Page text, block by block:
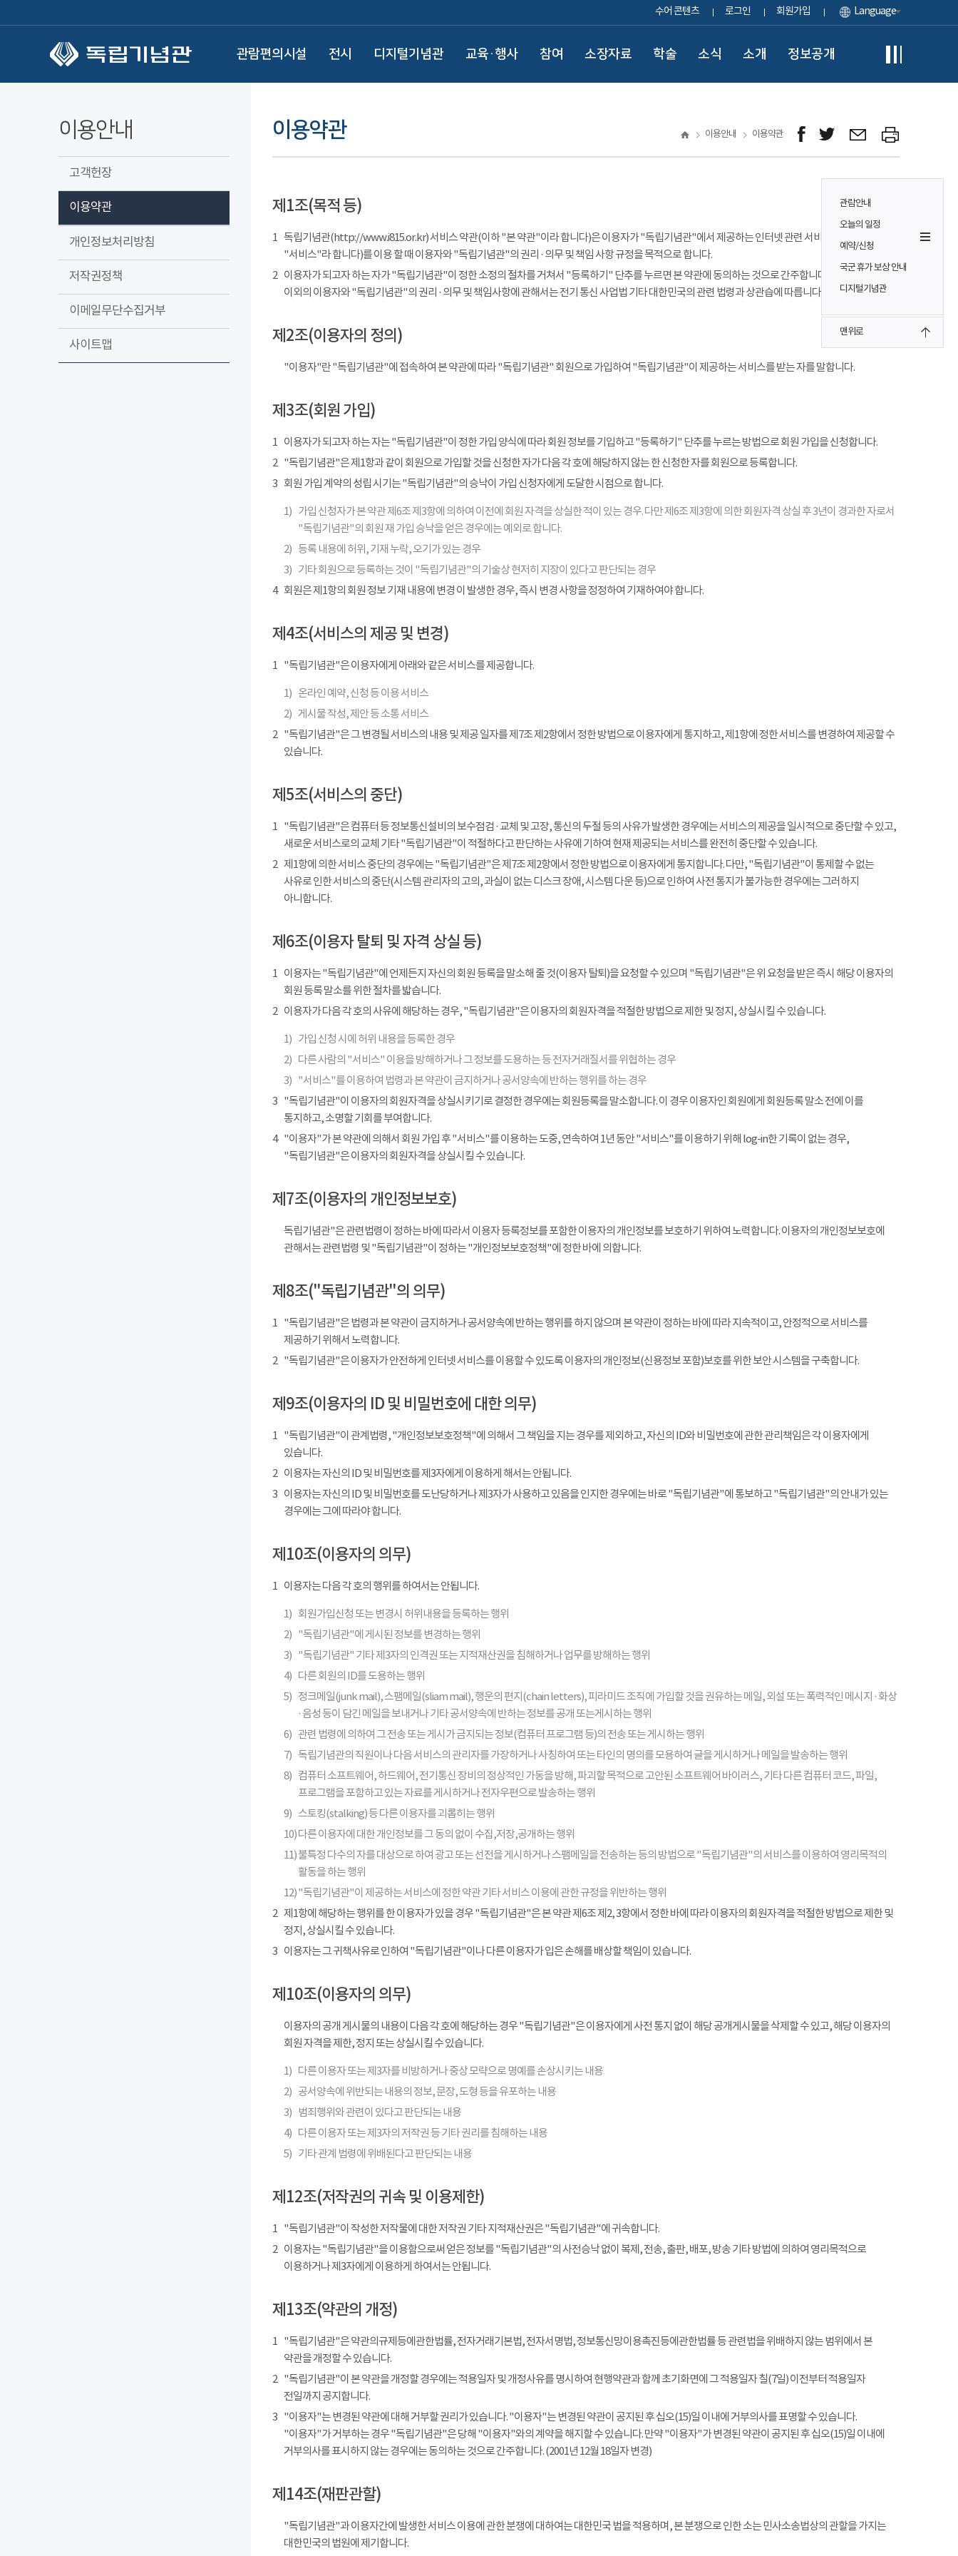
수어 콘텐츠 로그인 회원가입 Language
관람편의시설 전시 디지털기념관 교육·행사 참여 소장자료 학술 소식 소개 정보공개
관람안내
오늘의 일정
예약/신청
국군 휴가 보상 안내
디지털기념관
맨위로
이용안내
고객헌장
이용약관
개인정보처리방침
저작권정책
이메일무단수집거부
사이트맵
이용약관 이용안내 이용약관
제1조(목적 등)
1 독립기념관(http://www.i815.or.kr) 서비스 약관(이하 "본 약관"이라 합니다)은 이용자가 "독립기념관"에서 제공하는 인터넷 관련 서비스(이하
"서비스"라 합니다)를 이용 할 때 이용자와 "독립기념관"의 권리 · 의무 및 책임 사항 규정을 목적으로 합니다.
2 이용자가 되고자 하는 자가 "독립기념관"이 정한 소정의 절차를 거쳐서 "등록하기" 단추를 누르면 본 약관에 동의하는 것으로 간주합니다. 본 약관에 정하는
이외의 이용자와 "독립기념관"의 권리 · 의무 및 책임사항에 관해서는 전기 통신 사업법 기타 대한민국의 관련 법령과 상관습에 따릅니다.
제2조(이용자의 정의)
"이용자"란 "독립기념관"에 접속하여 본 약관에 따라 "독립기념관" 회원으로 가입하여 "독립기념관"이 제공하는 서비스를 받는 자를 말합니다.
제3조(회원 가입)
1 이용자가 되고자 하는 자는 "독립기념관"이 정한 가입 양식에 따라 회원 정보를 기입하고 "등록하기" 단추를 누르는 방법으로 회원 가입을 신청합니다.
2 "독립기념관"은 제1항과 같이 회원으로 가입할 것을 신청한 자가 다음 각 호에 해당하지 않는 한 신청한 자를 회원으로 등록합니다.
3 회원 가입 계약의 성립 시기는 "독립기념관"의 승낙이 가입 신청자에게 도달한 시점으로 합니다.
1) 가입 신청자가 본 약관 제6조 제3항에 의하여 이전에 회원 자격을 상실한 적이 있는 경우. 다만 제6조 제3항에 의한 회원자격 상실 후 3년이 경과한 자로서
"독립기념관"의 회원 재 가입 승낙을 얻은 경우에는 예외로 합니다.
2) 등록 내용에 허위, 기재 누락, 오기가 있는 경우
3) 기타 회원으로 등록하는 것이 "독립기념관"의 기술상 현저히 지장이 있다고 판단되는 경우
4
회원은 제1항의 회원 정보 기재 내용에 변경 이 발생한 경우, 즉시 변경 사항을 정정하여 기재하여야 합니다.
제4조(서비스의 제공 및 변경)
1 "독립기념관"은 이용자에게 아래와 같은 서비스를 제공합니다.
1) 온라인 예약, 신청 등 이용 서비스
2) 게시물 작성, 제안 등 소통 서비스
2 "독립기념관"은 그 변경될 서비스의 내용 및 제공 일자를 제7조 제2항에서 정한 방법으로 이용자에게 통지하고, 제1항에 정한 서비스를 변경하여 제공할 수
있습니다.
제5조(서비스의 중단)
1 "독립기념관"은 컴퓨터 등 정보통신설비의 보수점검 · 교체 및 고장, 통신의 두절 등의 사유가 발생한 경우에는 서비스의 제공을 일시적으로 중단할 수 있고,
새로운 서비스로의 교체 기타 "독립기념관"이 적절하다고 판단하는 사유에 기하여 현재 제공되는 서비스를 완전히 중단할 수 있습니다.
2 제1항에 의한 서비스 중단의 경우에는 "독립기념관"은 제7조 제2항에서 정한 방법으로 이용자에게 통지합니다. 다만, "독립기념관"이 통제할 수 없는
사유로 인한 서비스의 중단(시스템 관리자의 고의, 과실이 없는 디스크 장애, 시스템 다운 등)으로 인하여 사전 통지가 불가능한 경우에는 그러하지
아니합니다.
제6조(이용자 탈퇴 및 자격 상실 등)
1 이용자는 "독립기념관"에 언제든지 자신의 회원 등록을 말소해 줄 것(이용자 탈퇴)을 요청할 수 있으며 "독립기념관"은 위 요청을 받은 즉시 해당 이용자의
회원 등록 말소를 위한 절차를 밟습니다.
2 이용자가 다음 각 호의 사유에 해당하는 경우, "독립기념관"은 이용자의 회원자격을 적절한 방법으로 제한 및 정지, 상실시킬 수 있습니다.
1) 가입 신청 시에 허위 내용을 등록한 경우
2) 다른 사람의 "서비스" 이용을 방해하거나 그 정보를 도용하는 등 전자거래질서를 위협하는 경우
3) "서비스"를 이용하여 법령과 본 약관이 금지하거나 공서양속에 반하는 행위를 하는 경우
3 "독립기념관"이 이용자의 회원자격을 상실시키기로 결정한 경우에는 회원등록을 말소합니다. 이 경우 이용자인 회원에게 회원등록 말소 전에 이를
통지하고, 소명할 기회를 부여합니다.
4
"이용자"가 본 약관에 의해서 회원 가입 후 "서비스"를 이용하는 도중, 연속하여 1년 동안 "서비스"를 이용하기 위해 log-in한 기록이 없는 경우,
"독립기념관"은 이용자의 회원자격을 상실시킬 수 있습니다.
제7조(이용자의 개인정보보호)
독립기념관"은 관련법령이 정하는 바에 따라서 이용자 등록정보를 포함한 이용자의 개인정보를 보호하기 위하여 노력합니다. 이용자의 개인정보보호에
관해서는 관련법령 및 "독립기념관"이 정하는 "개인정보보호정책"에 정한 바에 의합니다.
제8조("독립기념관"의 의무)
1 "독립기념관"은 법령과 본 약관이 금지하거나 공서양속에 반하는 행위를 하지 않으며 본 약관이 정하는 바에 따라 지속적이고, 안정적으로 서비스를
제공하기 위해서 노력합니다.
2 "독립기념관"은 이용자가 안전하게 인터넷 서비스를 이용할 수 있도록 이용자의 개인정보(신용정보 포함)보호를 위한 보안 시스템을 구축합니다.
제9조(이용자의 ID 및 비밀번호에 대한 의무)
1 "독립기념관"이 관계법령, "개인정보보호정책"에 의해서 그 책임을 지는 경우를 제외하고, 자신의 ID와 비밀번호에 관한 관리책임은 각 이용자에게
있습니다.
2 이용자는 자신의 ID 및 비밀번호를 제3자에게 이용하게 해서는 안됩니다.
3 이용자는 자신의 ID 및 비밀번호를 도난당하거나 제3자가 사용하고 있음을 인지한 경우에는 바로 "독립기념관"에 통보하고 "독립기념관"의 안내가 있는
경우에는 그에 따라야 합니다.
제10조(이용자의 의무)
1 이용자는 다음 각 호의 행위를 하여서는 안됩니다.
1) 회원가입신청 또는 변경시 허위내용을 등록하는 행위
2) "독립기념관"에 게시된 정보를 변경하는 행위
3) "독립기념관" 기타 제3자의 인격권 또는 지적재산권을 침해하거나 업무를 방해하는 행위
4) 다른 회원의 ID를 도용하는 행위
5) 정크메일(junk mail), 스팸메일(sliam mail), 행운의 편지(chain letters), 피라미드 조직에 가입할 것을 권유하는 메일, 외설 또는 폭력적인 메시지 · 화상
· 음성 등이 담긴 메일을 보내거나 기타 공서양속에 반하는 정보를 공개 또는게시하는 행위
6) 관련 법령에 의하여 그 전송 또는 게시가 금지되는 정보(컴퓨터 프로그램 등)의 전송 또는 게시하는 행위
7) 독립기념관의 직원이나 다음 서비스의 관리자를 가장하거나 사칭하여 또는 타인의 명의를 모용하여 글을 게시하거나 메일을 발송하는 행위
8) 컴퓨터 소프트웨어, 하드웨어, 전기통신 장비의 정상적인 가동을 방해, 파괴할 목적으로 고안된 소프트웨어 바이러스, 기타 다른 컴퓨터 코드, 파일,
프로그램을 포함하고 있는 자료를 게시하거나 전자우편으로 발송하는 행위
9) 스토킹(stalking) 등 다른 이용자를 괴롭히는 행위
10)다른 이용자에 대한 개인정보를 그 동의 없이 수집,저장,공개하는 행위
11)불특정 다수의 자를 대상으로 하여 광고 또는 선전을 게시하거나 스팸메일을 전송하는 등의 방법으로 "독립기념관"의 서비스를 이용하여 영리목적의
활동을 하는 행위
12)"독립기념관"이 제공하는 서비스에 정한 약관 기타 서비스 이용에 관한 규정을 위반하는 행위
2 제1항에 해당하는 행위를 한 이용자가 있을 경우 "독립기념관"은 본 약관 제6조 제2, 3항에서 정한 바에 따라 이용자의 회원자격을 적절한 방법으로 제한 및
정지, 상실시킬 수 있습니다.
3 이용자는 그 귀책사유로 인하여 "독립기념관"이나 다른 이용자가 입은 손해를 배상할 책임이 있습니다.
제10조(이용자의 의무)
이용자의 공개 게시물의 내용이 다음 각 호에 해당하는 경우 "독립기념관"은 이용자에게 사전 통지 없이 해당 공개게시물을 삭제할 수 있고, 해당 이용자의
회원 자격을 제한, 정지 또는 상실시킬 수 있습니다.
1) 다른 이용자 또는 제3자를 비방하거나 중상 모략으로 명예를 손상시키는 내용
2) 공서양속에 위반되는 내용의 정보, 문장, 도형 등을 유포하는 내용
3)
범죄행위와 관련이 있다고 판단되는 내용
4) 다른 이용자 또는 제3자의 저작권 등 기타 권리를 침해하는 내용
5) 기타 관계 법령에 위배된다고 판단되는 내용
제12조(저작권의 귀속 및 이용제한)
1 "독립기념관"이 작성한 저작물에 대한 저작권 기타 지적재산권은 "독립기념관"에 귀속합니다.
2 이용자는 "독립기념관"을 이용함으로써 얻은 정보를 "독립기념관"의 사전승낙 없이 복제, 전송, 출판, 배포, 방송 기타 방법에 의하여 영리목적으로
이용하거나 제3자에게 이용하게 하여서는 안됩니다.
제13조(약관의 개정)
1 "독립기념관"은 약관의규제등에관한법률, 전자거래기본법, 전자서명법, 정보통신망이용촉진등에관한법률 등 관련법을 위배하지 않는 범위에서 본
약관을 개정할 수 있습니다.
2 "독립기념관"이 본 약관을 개정할 경우에는 적용일자 및 개정사유를 명시하여 현행약관과 함께 초기화면에 그 적용일자 칠(7일) 이전부터 적용일자
전일까지 공지합니다.
3 "이용자"는 변경된 약관에 대해 거부할 권리가 있습니다. "이용자"는 변경된 약관이 공지된 후 십오(15)일 이내에 거부의사를 표명할 수 있습니다.
"이용자"가 거부하는 경우 "독립기념관"은 당해 "이용자"와의 계약을 해지할 수 있습니다. 만약 "이용자"가 변경된 약관이 공지된 후 십오(15)일 이내에
거부의사를 표시하지 않는 경우에는 동의하는 것으로 간주합니다. (2001년 12월 18일자 변경)
제14조(재판관할)
"독립기념관"과 이용자간에 발생한 서비스 이용에 관한 분쟁에 대하여는 대한민국 법을 적용하며, 본 분쟁으로 인한 소는 민사소송법상의 관할을 가지는
대한민국의 법원에 제기합니다.